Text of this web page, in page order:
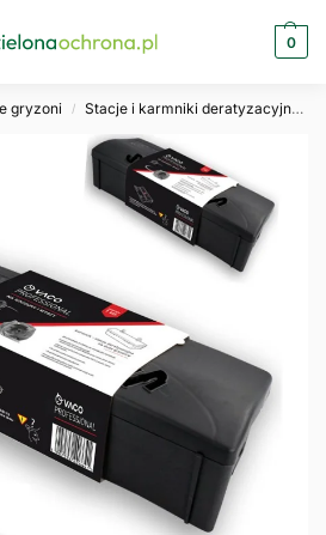
0
gryzoni / Stacje i karmniki deratyzacyjne